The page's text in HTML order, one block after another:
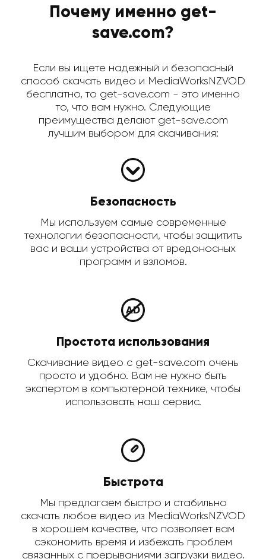
Почему именно get-
save.com?
Если вы ищете надежный и безопасный
способ скачать видео и MediaWorksNZVOD
бесплатно, то get-save.com - это именно
то, что вам нужно. Следующие
преимущества делают get-save.com
лучшим выбором для скачивания:
Безопасность
Мы используем самые современные
технологии безопасности, чтобы защитить
вас и ваши устройства от вредоносных
программ и взломов.
Простота использования
Скачивание видео с get-save.com очень
просто и удобно. Вам не нужно быть
экспертом в компьютерной технике, чтобы
использовать наш сервис.
Быстрота
Мы предлагаем быстро и стабильно
скачать любое видео из MediaWorksNZVOD
в хорошем качестве, что позволяет вам
сэкономить время и избежать проблем
связанных с прерываниями загрузки видео.